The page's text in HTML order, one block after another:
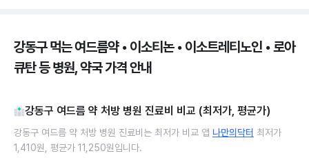
강동구 먹는 여드름약 • 이소티논 • 이소트레티노인 • 로아
큐탄 등 병원, 약국 가격 안내
강동구 여드름 약 처방 병원 진료비 비교 (최저가, 평균가)
강동구 여드름 약 처방 병원 진료비는 최저가 비교 앱 나만의닥터 최저가
1,410원, 평균가 11,250원입니다.